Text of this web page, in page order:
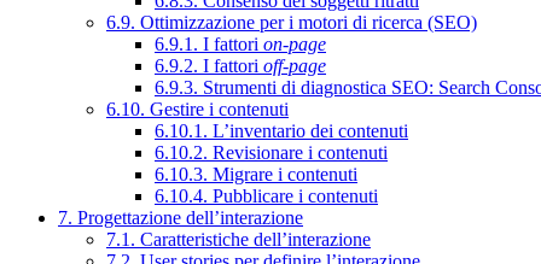
6.9. Ottimizzazione per i motori di ricerca (SEO)
6.9.1. I fattori on-page
6.9.2. I fattori off-page
6.9.3. Strumenti di diagnostica SEO: Search
6.10. Gestire i contenuti
6.10.1. L’inventario dei contenuti
6.10.2. Revisionare i contenuti
6.10.3. Migrare i contenuti
6.10.4. Pubblicare i contenuti
7. Progettazione dell’interazione
7.1. Caratteristiche dell’interazione